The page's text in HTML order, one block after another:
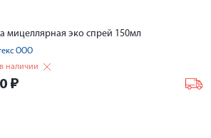
мицеллярная эко спрей 150мл
ООО
наличии
₽